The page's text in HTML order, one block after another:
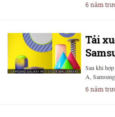
6 năm
Tải
Sau khi
A,
6 năm